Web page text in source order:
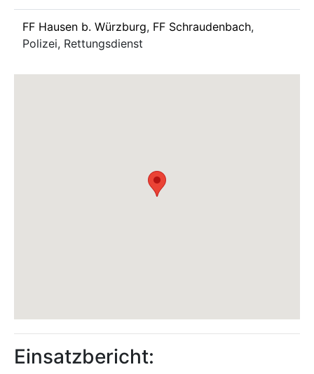
FF Hausen b. Würzburg, FF Schraudenbach,
Polizei, Rettungsdienst
Einsatzbericht: